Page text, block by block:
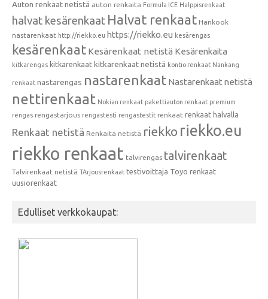
Auton renkaat netistä auton renkaita Formula ICE Halppisrenkaat
halvat kesärenkaat Halvat renkaat Hankook
nastarenkaat http://riekko.eu https://riekko.eu kesärengas
kesärenkaat Kesärenkaat netistä Kesärenkaita
kitkarengas kitkarenkaat kitkarenkaat netistä kontio renkaat Nankang
renkaat nastarengas nastarenkaat Nastarenkaat netistä
nettirenkaat Nokian renkaat pakettiauton renkaat premium
rengas rengastarjous rengastesti rengastestit renkaat renkaat halvalla
Renkaat netistä Renkaita netistä riekko riekko.eu
riekko renkaat talvirengas talvirenkaat
Talvirenkaat netistä TArjousrenkaat testivoittaja Toyo renkaat
uusiorenkaat
Edulliset verkkokaupat: